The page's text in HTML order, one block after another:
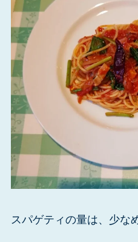
スパゲティの量は、少な